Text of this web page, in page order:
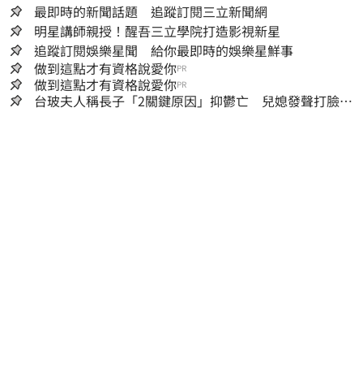
最即時的新聞話題 追蹤訂閱三立新聞網
明星講師親授！醒吾三立學院打造影視新星
追蹤訂閱娛樂星聞 給你最即時的娛樂星鮮事
做到這點才有資格說愛你PR
做到這點才有資格說愛你PR
台玻夫人稱長子「2關鍵原因」抑鬱亡 兒媳發聲打臉：